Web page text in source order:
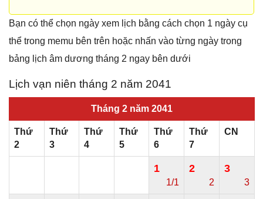
Bạn có thể chọn ngày xem lịch bằng cách chọn 1 ngày cụ
thể trong memu bên trên hoặc nhấn vào từng ngày trong
bảng lịch âm dương tháng 2 ngay bên dưới
Lịch vạn niên tháng 2 năm 2041
Tháng 2 năm 2041
Thứ
2
Thứ
3
Thứ
4
Thứ
5
Thứ
6
Thứ
7
CN
1
1/1
2
2
3
3